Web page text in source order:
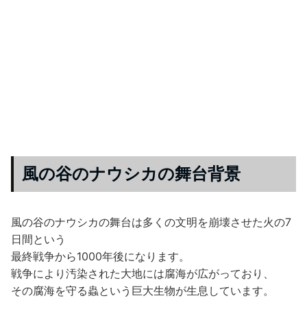
風の谷のナウシカの舞台背景
風の谷のナウシカの舞台は多くの文明を崩壊させた火の7
日間という
最終戦争から1000年後になります。
戦争により汚染された大地には腐海が広がっており、
その腐海を守る蟲という巨大生物が生息しています。